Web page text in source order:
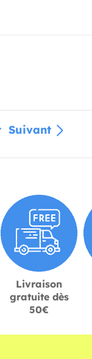
Suivant
Livraison
gratuite dès
50€